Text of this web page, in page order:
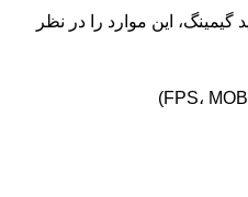
این موارد را در نظر